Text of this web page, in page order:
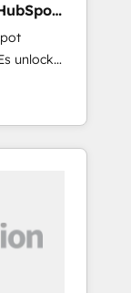
Service
temps
unlock
see
adoption,
getting
reports